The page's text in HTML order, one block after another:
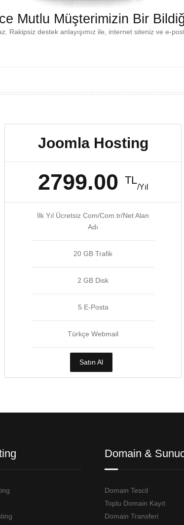
Mutlu Müşterimizin Bir
destek anlayışımız ile, internet siteniz ve e-
Joomla Hosting
2799.00 TL
/Yıl
İlk Yıl Ücretsiz Com/Com.tr/Net Alan
Adı
20 GB Trafik
2 GB Disk
5 E-Posta
Türkçe Webmail
Satın Al
Domain &
Domain Tescil
Toplu Domain Kayıt
Domain Transferi